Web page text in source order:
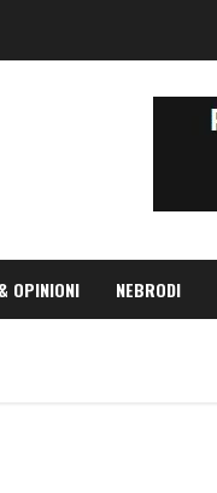
OPINIONI NEBRODI